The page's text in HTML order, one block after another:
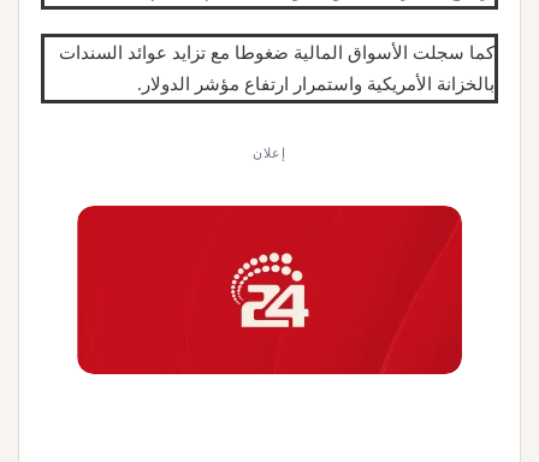
كما سجلت الأسواق المالية ضغوطا مع تزايد عوائد السندات
بالخزانة الأمريكية واستمرار ارتفاع مؤشر الدولار.
إعلان